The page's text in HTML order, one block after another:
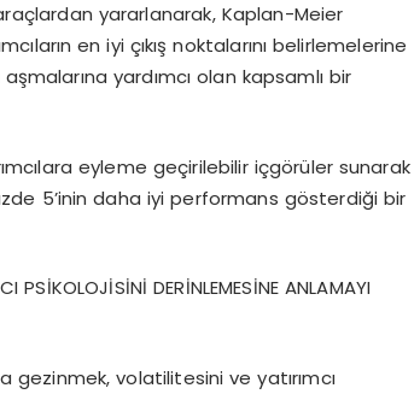
yararlanarak, Kaplan-Meier
en iyi çıkış noktalarını belirlemelerine
yardımcı olan kapsamlı bir
eyleme geçirilebilir içgörüler sunarak
5’inin daha iyi performans gösterdiği bir
PSİKOLOJİSİNİ DERİNLEMESİNE ANLAMAYI
gezinmek, volatilitesini ve yatırımcı